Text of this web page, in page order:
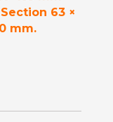
63 ×
mm.